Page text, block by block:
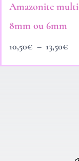
Amazonite
8mm ou 6mm
10,50€ – 13,50€